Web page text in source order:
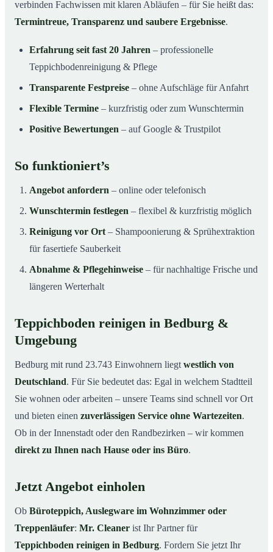
verbinden Fachwissen mit klaren Abläufen – für Sie heißt das:
Termintreue, Transparenz und saubere Ergebnisse.
Erfahrung seit fast 20 Jahren – professionelle
Teppichbodenreinigung & Pflege
Transparente Festpreise – ohne Aufschläge für Anfahrt
Flexible Termine – kurzfristig oder zum Wunschtermin
Positive Bewertungen – auf Google & Trustpilot
So funktioniert’s
Angebot anfordern – online oder telefonisch
Wunschtermin festlegen – flexibel & kurzfristig möglich
Reinigung vor Ort – Shampoonierung & Sprühextraktion
für fasertiefe Sauberkeit
Abnahme & Pflegehinweise – für nachhaltige Frische und
längeren Werterhalt
Teppichboden reinigen in Bedburg &
Umgebung
Bedburg mit rund 23.743 Einwohnern liegt westlich von
Deutschland. Für Sie bedeutet das: Egal in welchem Stadtteil
Sie wohnen oder arbeiten – unsere Teams sind schnell vor Ort
und bieten einen zuverlässigen Service ohne Wartezeiten.
Ob in der Innenstadt oder den Randbezirken – wir kommen
direkt zu Ihnen nach Hause oder ins Büro.
Jetzt Angebot einholen
Ob Büroteppich, Auslegware im Wohnzimmer oder
Treppenläufer: Mr. Cleaner ist Ihr Partner für
Teppichboden reinigen in Bedburg. Fordern Sie jetzt Ihr